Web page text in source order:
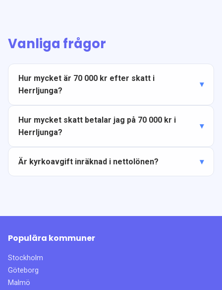
Vanliga frågor
Hur mycket är 70 000 kr efter skatt i
Herrljunga?
Hur mycket skatt betalar jag på 70 000 kr i
Herrljunga?
Är kyrkoavgift inräknad i nettolönen?
Populära kommuner
Stockholm
Göteborg
Malmö